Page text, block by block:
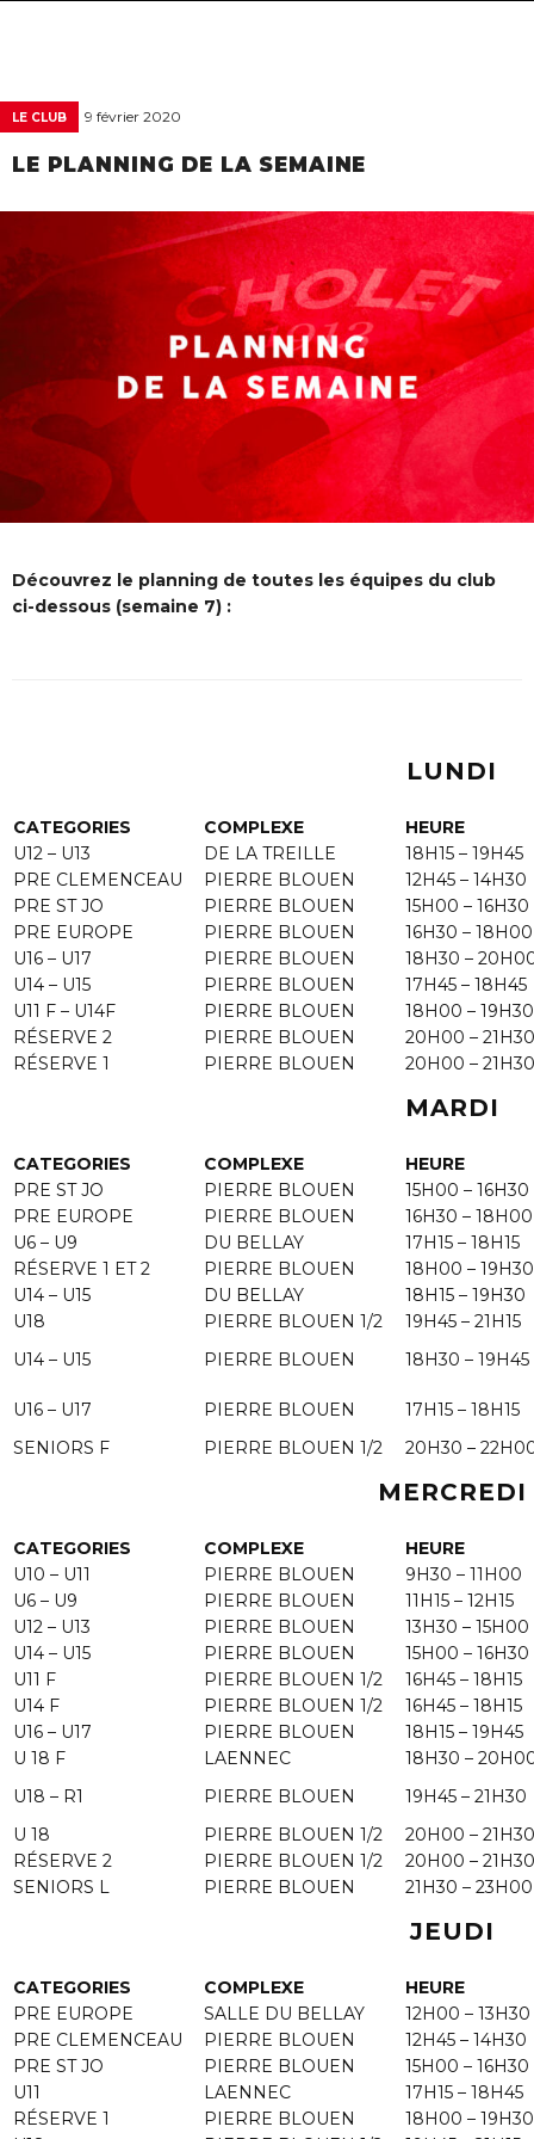
LE CLUB 9 février 2020
LE PLANNING DE LA SEMAINE
Découvrez le planning de toutes les équipes du club
ci-dessous (semaine 7) :
LUNDI
CATEGORIES COMPLEXE
HEURE
U12 – U13
DE LA TREILLE
18H15 – 19H45
PRE CLEMENCEAU
PIERRE BLOUEN
12H45 – 14H30
PRE ST JO
PIERRE BLOUEN
15H00 – 16H30
PRE EUROPE
PIERRE BLOUEN
16H30 – 18H00
U16 – U17
PIERRE BLOUEN
18H30 –
U14 – U15
PIERRE BLOUEN
17H45 – 18H45
U11 F – U14F
PIERRE BLOUEN
18H00 – 19H30
RÉSERVE 2
PIERRE BLOUEN
20H00 – 21H30
RÉSERVE 1
PIERRE BLOUEN 20H00 – 21H30
MARDI
CATEGORIES COMPLEXE
HEURE
PRE ST JO
PIERRE BLOUEN
15H00 – 16H30
PRE EUROPE
PIERRE BLOUEN
16H30 – 18H00
U6 – U9
DU BELLAY
17H15 – 18H15
RÉSERVE 1 ET 2
PIERRE BLOUEN
18H00 – 19H30
U14 – U15
DU BELLAY
18H15 – 19H30
U18
PIERRE BLOUEN 1/2
19H45 – 21H15
U14 – U15
PIERRE BLOUEN 18H30 – 19H45
U16 – U17 PIERRE BLOUEN
17H15 – 18H15
SENIORS F
PIERRE BLOUEN 1/2 20H30 –
MERCREDI
CATEGORIES COMPLEXE
HEURE
U10 – U11
PIERRE BLOUEN
9H30 – 11H00
U6 – U9
PIERRE BLOUEN
11H15 – 12H15
U12 – U13
PIERRE BLOUEN
13H30 – 15H00
U14 – U15
PIERRE BLOUEN
15H00 – 16H30
U11 F
PIERRE BLOUEN 1/2
16H45 – 18H15
U14 F
PIERRE BLOUEN 1/2
16H45 – 18H15
U16 – U17
PIERRE BLOUEN
18H15 – 19H45
U 18 F
LAENNEC
18H30 –
U18 – R1
PIERRE BLOUEN
19H45 – 21H30
U 18
PIERRE BLOUEN 1/2
20H00 – 21H30
RÉSERVE 2
PIERRE BLOUEN 1/2
20H00 – 21H30
SENIORS L
PIERRE BLOUEN 21H30 – 23H00
JEUDI
CATEGORIES COMPLEXE
HEURE
PRE EUROPE
SALLE DU BELLAY
12H00 – 13H30
PRE CLEMENCEAU
PIERRE BLOUEN
12H45 – 14H30
PRE ST JO
PIERRE BLOUEN
15H00 – 16H30
U11
LAENNEC
17H15 – 18H45
RÉSERVE 1
PIERRE BLOUEN
18H00 – 19H30